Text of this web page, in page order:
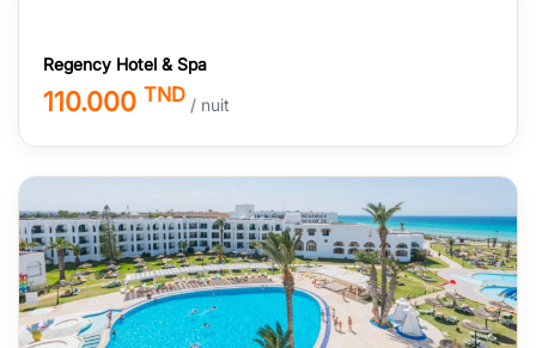
Regency Hotel & Spa
110.000 TND / nuit